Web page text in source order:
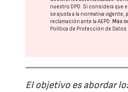
nuestro DPD. Si considera que
se ajusta a la normativa vigente,
reclamación ante laAEPD. Más
Política de Protección de Datos
El objetivo es abordar